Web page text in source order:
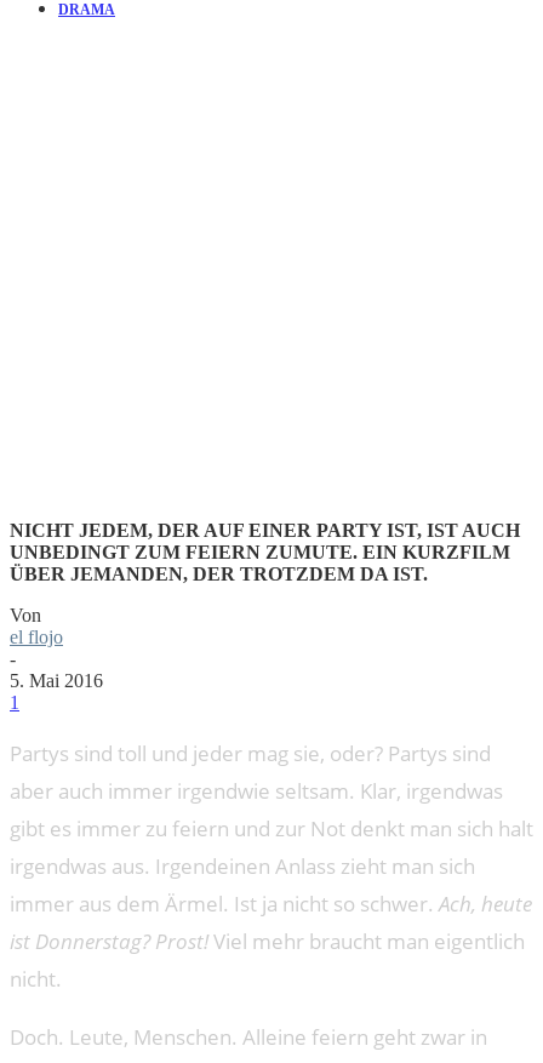
DRAMA
NICHT JEDEM, DER AUF EINER PARTY IST, IST AUCH
UNBEDINGT ZUM FEIERN ZUMUTE. EIN KURZFILM
ÜBER JEMANDEN, DER TROTZDEM DA IST.
Von
el flojo
-
5. Mai 2016
1
Partys sind toll und jeder mag sie, oder? Partys sind
aber auch immer irgendwie seltsam. Klar, irgendwas
gibt es immer zu feiern und zur Not denkt man sich halt
irgendwas aus. Irgendeinen Anlass zieht man sich
immer aus dem Ärmel. Ist ja nicht so schwer.Ach, heute
ist Donnerstag? Prost!Viel mehr braucht man eigentlich
nicht.
Doch. Leute, Menschen. Alleine feiern geht zwar in